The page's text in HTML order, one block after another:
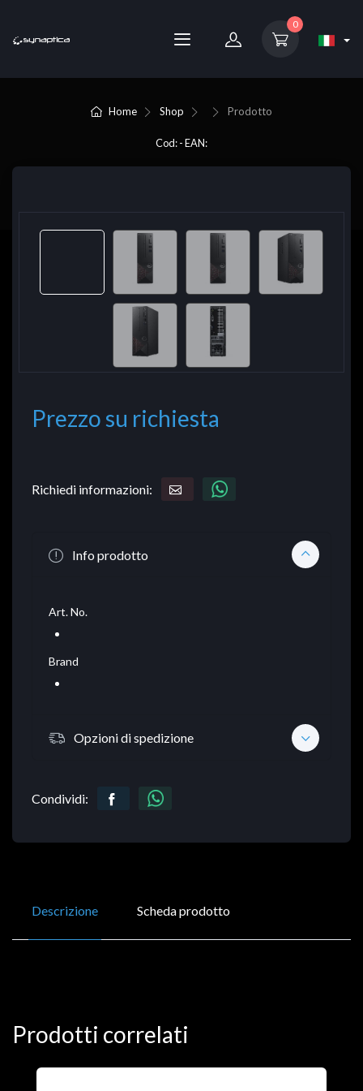
0
Home Shop Prodotto
Cod: - EAN:
Prezzo su richiesta
Richiedi informazioni:
Info prodotto
Art. No.
Brand
Opzioni di spedizione
Condividi:
Descrizione Scheda prodotto
Prodotti correlati